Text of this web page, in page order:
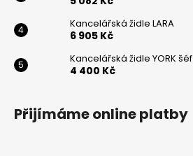
Kancelářská židle LARA
6 905 Kč
Kancelářská židle YORK
4 400 Kč
Přijímáme online platby